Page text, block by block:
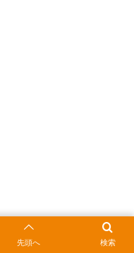
検索
先頭へ